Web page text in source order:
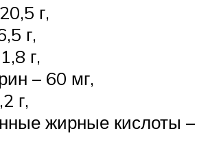
г,
г,
г,
– 60 мг,
г,
жирные кислоты –